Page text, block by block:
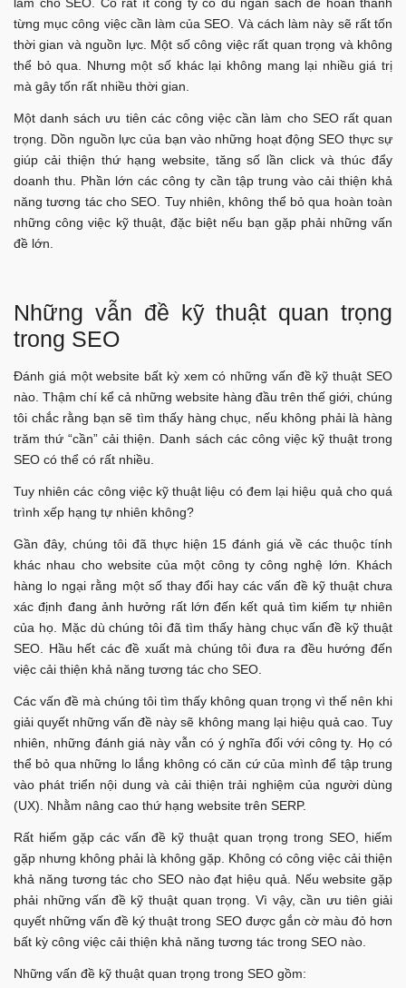
từng mục công việc cần làm của SEO. Và cách làm này sẽ rất tốn
thời gian và nguồn lực. Một số công việc rất quan trọng và không
thể bỏ qua. Nhưng một số khác lại không mang lại nhiều giá trị
mà gây tốn rất nhiều thời gian.
Một danh sách ưu tiên các công việc cần làm cho SEO rất quan
trọng. Dồn nguồn lực của bạn vào những hoạt động SEO thực sự
giúp cải thiện thứ hạng website, tăng số lần click và thúc đẩy
doanh thu. Phần lớn các công ty cần tập trung vào cải thiện khả
năng tương tác cho SEO. Tuy nhiên, không thể bỏ qua hoàn toàn
những công việc kỹ thuật, đặc biệt nếu bạn gặp phải những vấn
đề lớn.
Những vẫn đề kỹ thuật quan trọng
trong SEO
Đánh giá một website bất kỳ xem có những vấn đề kỹ thuật SEO
nào. Thậm chí kể cả những website hàng đầu trên thế giới, chúng
tôi chắc rằng bạn sẽ tìm thấy hàng chục, nếu không phải là hàng
trăm thứ “cần” cải thiện. Danh sách các công việc kỹ thuật trong
SEO có thể có rất nhiều.
Tuy nhiên các công việc kỹ thuật liệu có đem lại hiệu quả cho quá
trình xếp hạng tự nhiên không?
Gần đây, chúng tôi đã thực hiện 15 đánh giá về các thuộc tính
khác nhau cho website của một công ty công nghệ lớn. Khách
hàng lo ngại rằng một số thay đổi hay các vấn đề kỹ thuật chưa
xác định đang ảnh hưởng rất lớn đến kết quả tìm kiếm tự nhiên
của họ. Mặc dù chúng tôi đã tìm thấy hàng chục vấn đề kỹ thuật
SEO. Hầu hết các đề xuất mà chúng tôi đưa ra đều hướng đến
việc cải thiện khả năng tương tác cho SEO.
Các vấn đề mà chúng tôi tìm thấy không quan trọng vì thế nên khi
giải quyết những vấn đề này sẽ không mang lại hiệu quả cao. Tuy
nhiên, những đánh giá này vẫn có ý nghĩa đối với công ty. Họ có
thể bỏ qua những lo lắng không có căn cứ của mình để tập trung
vào phát triển nội dung và cải thiện trải nghiệm của người dùng
(UX). Nhằm nâng cao thứ hạng website trên SERP.
Rất hiếm gặp các vấn đề kỹ thuật quan trọng trong SEO, hiếm
gặp nhưng không phải là không gặp. Không có công việc cải thiện
khả năng tương tác cho SEO nào đạt hiệu quả. Nếu website gặp
phải những vấn đề kỹ thuật quan trọng. Vì vậy, cần ưu tiên giải
quyết những vấn đề ký thuật trong SEO được gắn cờ màu đỏ hơn
bất kỳ công việc cải thiện khả năng tương tác trong SEO nào.
Những vấn đề kỹ thuật quan trọng trong SEO gồm: